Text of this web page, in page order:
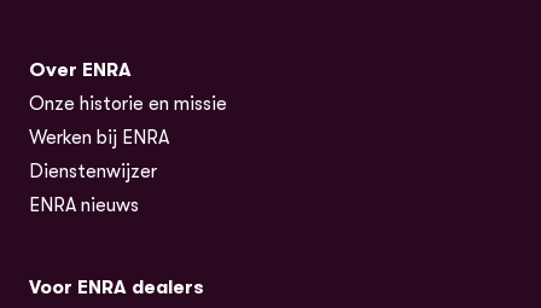
Over ENRA
Onze historie en missie
Werken bij ENRA
Dienstenwijzer
ENRA nieuws
Voor ENRA dealers